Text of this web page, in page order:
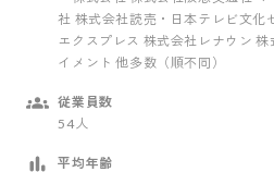
社 株式会社読売・日本テレビ文化
エクスプレス 株式会社レナウン
イメント 他多数（順不同）
従業員数
54人
平均年齢